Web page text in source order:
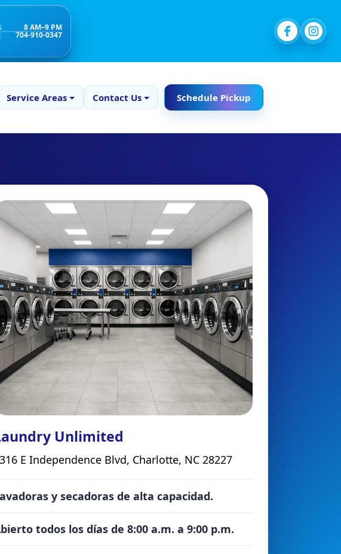
8 AM–9 PM
704-910-0347
Service Areas Contact Us Schedule Pickup
Unlimited
E Independence Blvd, Charlotte, NC 28227
y secadoras de alta capacidad.
todos los días de 8:00 a.m. a 9:00 p.m.